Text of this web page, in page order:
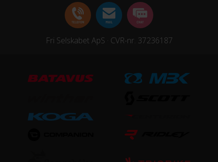
Frempind
Pedaler
Sadelpind
Fri Selskabet ApS · CVR-nr. 37236187